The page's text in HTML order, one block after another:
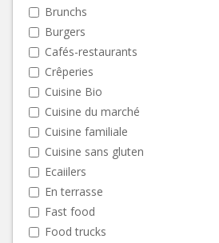
Brunchs
Burgers
Cafés-restaurants
Crêperies
Cuisine Bio
Cuisine du marché
Cuisine familiale
Cuisine sans gluten
Ecaiilers
En terrasse
Fast food
Food trucks